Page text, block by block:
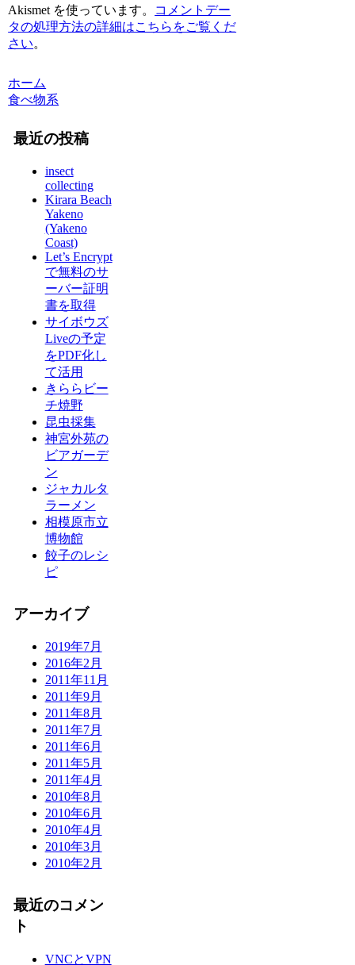
Akismet を使っています。
コメントデー
タの処理方法の詳細はこちらをご覧くだ
さい。
ホーム
食べ物系
最近の投稿
insect
collecting
Kirara Beach
Yakeno
(Yakeno
Coast)
Let’s Encrypt
で無料のサ
ーバー証明
書を取得
サイボウズ
Liveの予定
をPDF化し
て活用
きららビー
チ焼野
昆虫採集
神宮外苑の
ビアガーデ
ン
ジャカルタ
ラーメン
相模原市立
博物館
餃子のレシ
ピ
アーカイブ
2019年7月
2016年2月
2011年11月
2011年9月
2011年8月
2011年7月
2011年6月
2011年5月
2011年4月
2010年8月
2010年6月
2010年4月
2010年3月
2010年2月
最近のコメン
ト
VNCとVPN